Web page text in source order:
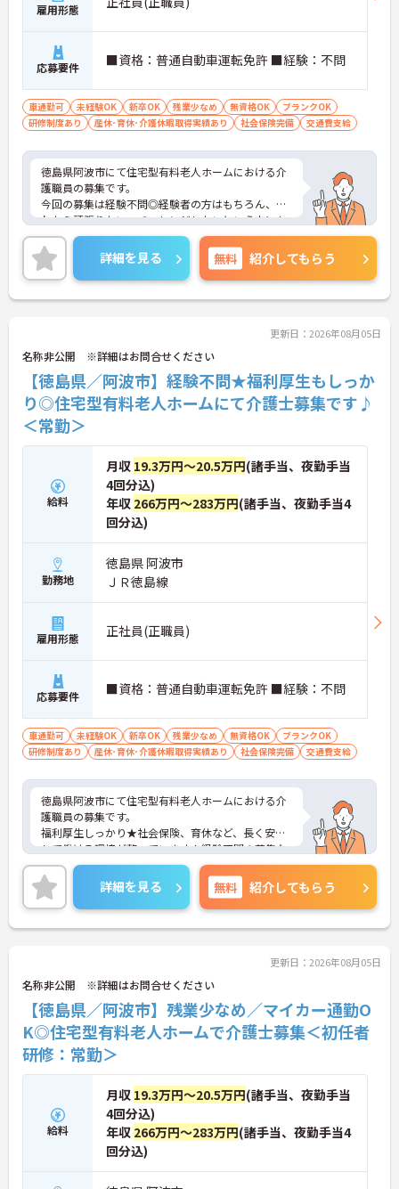
雇用形態
応募要件 ■資格：普通自動車運転免許 ■経験：不問
車通勤可 未経験OK 新卒OK 残業少なめ 無資格OK
ブランクOK
研修制度あり
産休･育休･介護休暇取得実績あり 社会保険完備 交通費支給
徳島県阿波市にて住宅型有料老人ホームにおける介
護職員の募集です。
今回の募集は経験不問◎経験者の方はもちろん、こ
れから頑張りたい、チャレンジしたいという方にも
オススメの求人です
また、社会保険はもちろん育休、介護休暇など福利
厚生も整っているので、安心して長く働いて頂けま
す★
ご興味ある方には、面接対策ポイントなど、詳細を
詳細を見る 無料 紹介してもらう
更新日：2026年08月05日
名称非公開 ※詳細はお問合せください
【徳島県／阿波市】経験不問★福利厚生もしっか
り◎住宅型有料老人ホームにて介護士募集です♪
＜常勤＞
給料
月収 19.3万円～20.5万円(諸手当、夜勤手当
4回分込)
年収 266万円～283万円(諸手当、夜勤手当4
回分込)
勤務地
徳島県 阿波市
ＪＲ徳島線
雇用形態 正社員(正職員)
応募要件 ■資格：普通自動車運転免許 ■経験：不問
車通勤可 未経験OK 新卒OK 残業少なめ 無資格OK
ブランクOK
研修制度あり
産休･育休･介護休暇取得実績あり 社会保険完備 交通費支給
徳島県阿波市にて住宅型有料老人ホームにおける介
護職員の募集です。
福利厚生しっかり★社会保険、育休など、長く安心
して働ける環境が整っています！経験不問の募集な
ので、これから新しく介護にチャレンジする方にも
オススメ◎
ご興味ある方には、面接対策ポイントなど、詳細を
お話しいたしますのでお気軽にご相談ください。
詳細を見る 無料 紹介してもらう
更新日：2026年08月05日
名称非公開 ※詳細はお問合せください
【徳島県／阿波市】残業少なめ／マイカー通勤O
K◎住宅型有料老人ホームで介護士募集＜初任者
研修：常勤＞
給料
月収 19.3万円～20.5万円(諸手当、夜勤手当
4回分込)
年収 266万円～283万円(諸手当、夜勤手当4
回分込)